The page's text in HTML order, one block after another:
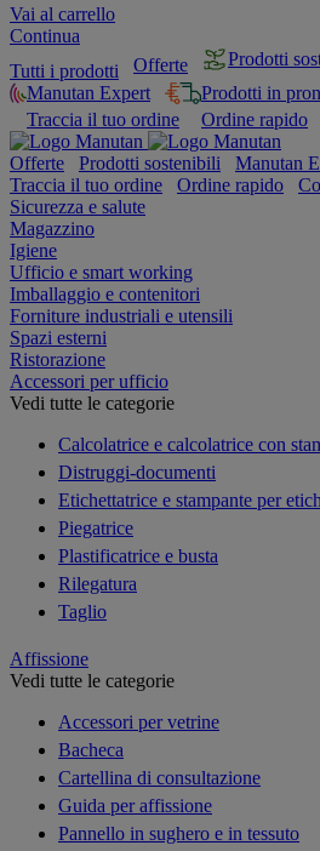
Vai al carrello
Continua
Tutti i prodotti
Offerte
Prodotti
Manutan Expert
Prodotti in
Traccia il tuo ordine
Ordine rapido
Offerte Prodotti sostenibili
Manutan
Traccia il tuo ordine
Ordine rapido
Sicurezza e salute
Magazzino
Igiene
Ufficio e smart working
Imballaggio e contenitori
Forniture industriali e utensili
Spazi esterni
Ristorazione
Accessori per ufficio
Vedi tutte le categorie
Calcolatrice e calcolatrice con
Distruggi-documenti
Etichettatrice e stampante per
Piegatrice
Plastificatrice e busta
Rilegatura
Taglio
Affissione
Vedi tutte le categorie
Accessori per vetrine
Bacheca
Cartellina di consultazione
Guida per affissione
Pannello in sughero e in tessuto